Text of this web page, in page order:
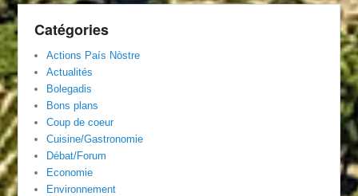
Catégories
Actions País Nòstre
Actualités
Bolegadis
Bons plans
Coup de coeur
Cuisine/Gastronomie
Débat/Forum
Economie
Environnement